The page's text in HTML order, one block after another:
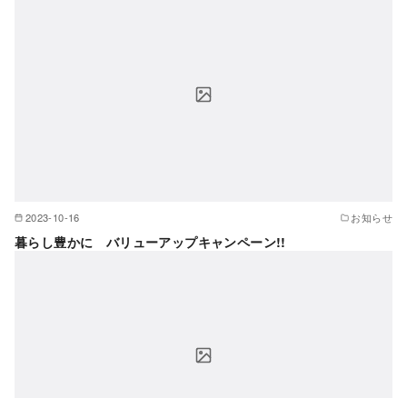
2023-10-16 お知らせ
暮らし豊かに バリューアップキャンペーン!!